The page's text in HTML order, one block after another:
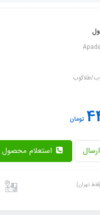
طلاکوب
تومان
تهران)